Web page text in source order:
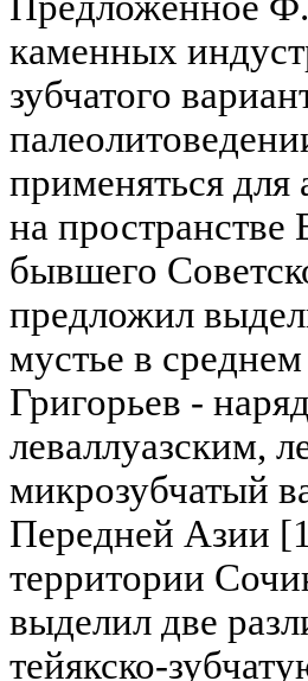
каменных
зубчатого
применяться для
на пространстве
бывшего
предложил
мустье в
Григорьев -
леваллуазским,
микрозубчатый
Передней Азии
территории
выделил две
тейякско-